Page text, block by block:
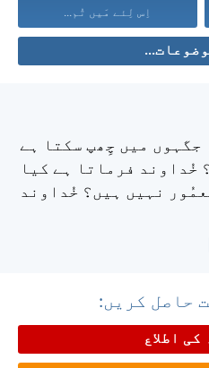
اِس لِئے مَیں تُم...
جگہوں میں چِھپ سکتا ہے
خُداوند فرماتا ہے کیا
نہیں ہیں؟ خُداوند
حاصل کریں:
کی اطلاع